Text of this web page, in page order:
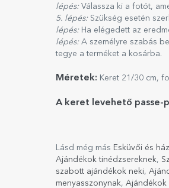
lépés: Válassza ki a fotót,
5. lépés: Szükség esetén
lépés: Ha elégedett az
lépés: A személyre szabás
tegye a terméket a kosárba.
Méretek: Keret 21/30 cm,
A keret levehető passe-
Lásd még más Esküvői és
Ajándékok tinédzsereknek,
szabott ajándékok neki,
menyasszonynak, Ajándékok